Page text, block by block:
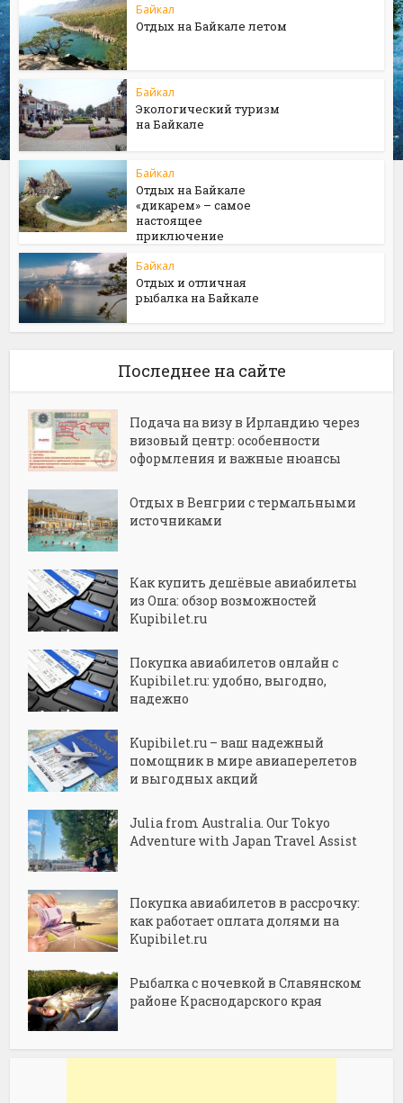
Байкал
Отдых на Байкале летом
Байкал
Экологический туризм
на Байкале
Байкал
Отдых на Байкале
«дикарем» – самое
настоящее
приключение
Байкал
Отдых и отличная
рыбалка на Байкале
Последнее на сайте
Подача на визу в Ирландию через
визовый центр: особенности
оформления и важные нюансы
Отдых в Венгрии с термальными
источниками
Как купить дешёвые авиабилеты
из Оша: обзор возможностей
Kupibilet.ru
Покупка авиабилетов онлайн с
Kupibilet.ru: удобно, выгодно,
надежно
Kupibilet.ru – ваш надежный
помощник в мире авиаперелетов
и выгодных акций
Julia from Australia. Our Tokyo
Adventure with Japan Travel Assist
Покупка авиабилетов в рассрочку:
как работает оплата долями на
Kupibilet.ru
Рыбалка с ночевкой в Славянском
районе Краснодарского края